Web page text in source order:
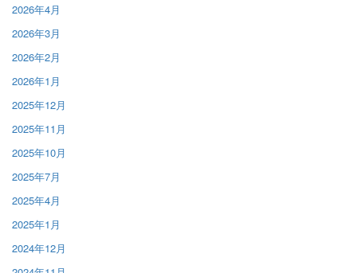
2026年4月
2026年3月
2026年2月
2026年1月
2025年12月
2025年11月
2025年10月
2025年7月
2025年4月
2025年1月
2024年12月